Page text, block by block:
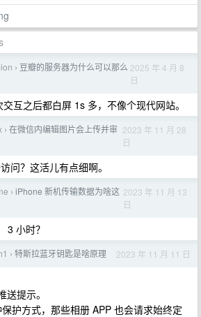
› 豆瓣的服务器为什么可以那么 2025 年 4 月 8
日
互之后都白屏 1s 多，不像个现代网站。
› 在微信内编辑图片会上传并审 2023 年 11 月 28
日
问？这活儿有点细啊。
› iPhone 新机传输数据为啥这 2023 年 11 月 13
日
3 小时？
› 特斯拉蓝牙钥匙是啥原理 2023 年 11 月 11 日
提示。
护方式，那些相册 APP 也会请求始终定